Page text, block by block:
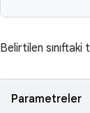
Belirtilen
Parametreler